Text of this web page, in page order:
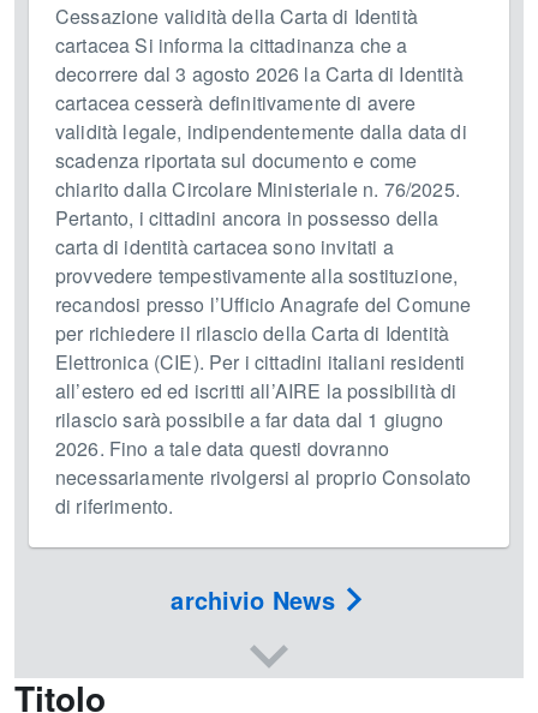
Cessazione validità della Carta di Identità
cartacea Si informa la cittadinanza che a
decorrere dal 3 agosto 2026 la Carta di Identità
cartacea cesserà definitivamente di avere
validità legale, indipendentemente dalla data di
scadenza riportata sul documento e come
chiarito dalla Circolare Ministeriale n. 76/2025.
Pertanto, i cittadini ancora in possesso della
carta di identità cartacea sono invitati a
provvedere tempestivamente alla sostituzione,
recandosi presso l’Ufficio Anagrafe del Comune
per richiedere il rilascio della Carta di Identità
Elettronica (CIE). Per i cittadini italiani residenti
all’estero ed ed iscritti all’AIRE la possibilità di
rilascio sarà possibile a far data dal 1 giugno
2026. Fino a tale data questi dovranno
necessariamente rivolgersi al proprio Consolato
di riferimento.
archivio News
Titolo